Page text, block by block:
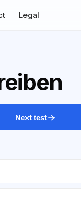
Legal
Next test